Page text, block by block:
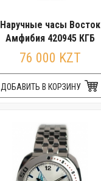
Наручные часы Восток
Амфибия 420945 КГБ
76 000 KZT
ДОБАВИТЬ В КОРЗИНУ